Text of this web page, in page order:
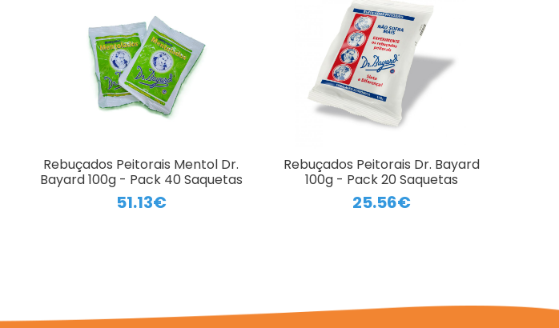
Rebuçados Peitorais Mentol Dr.
Bayard 100g - Pack 40 Saquetas
51.13€
Rebuçados Peitorais Dr. Bayard
100g - Pack 20 Saquetas
25.56€